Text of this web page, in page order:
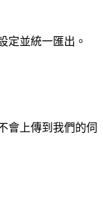
定並統一匯出。
會上傳到我們的伺